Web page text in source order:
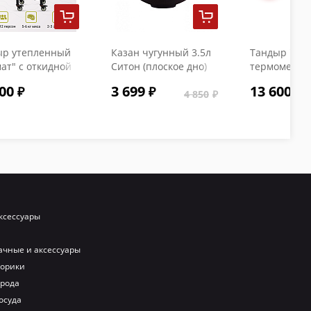
утепленный
с откидной
Казан чугунный 3.5л
Ситон (плоское дно)
3 699 4 850
Тандыр
13 600
и аксессуары